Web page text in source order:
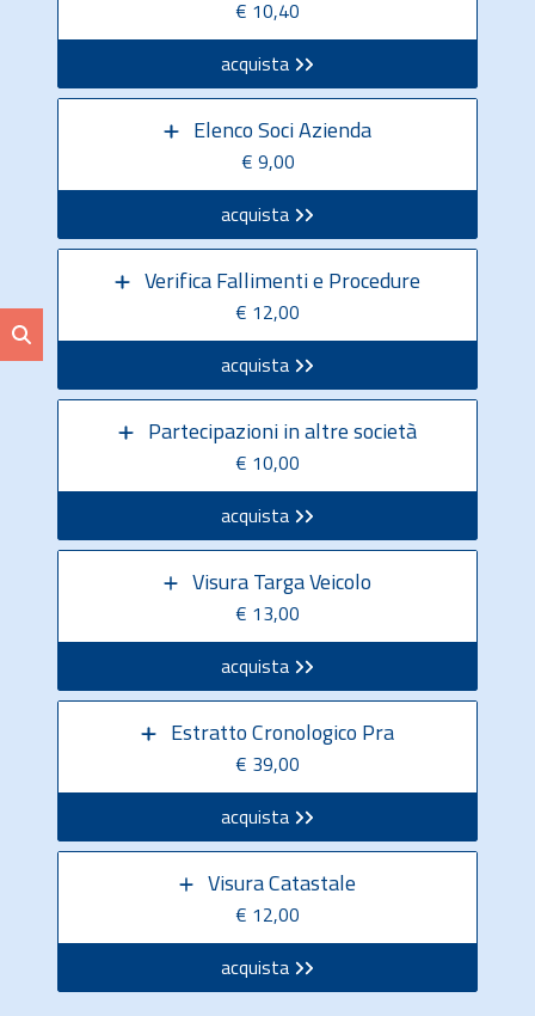
€ 10,40
acquista
Elenco Soci Azienda
€ 9,00
acquista
Verifica Fallimenti e Procedure
€ 12,00
acquista
Partecipazioni in altre società
€ 10,00
acquista
Visura Targa Veicolo
€ 13,00
acquista
Estratto Cronologico Pra
€ 39,00
acquista
Visura Catastale
€ 12,00
acquista